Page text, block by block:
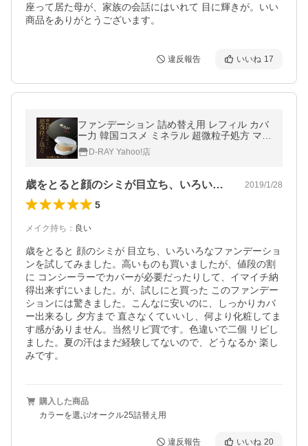
座って居た母が、家族の会話にはいれて 目に輝きが。いい
商品をありがとうございます。
違反報告 いいね 17
ファンデーション 詰め替え用 レフィル カバ
ー力 韓国コスメ ミネラル 超微粒子処方 マッ
ト ナチュラル パウダー 40代 50代 60代
D-RAY Yahoo!店
歳をとると顔のシミが目立ち、いろいろな… 2019/1/28
5
メイク持ち ： 良い
歳をとると 顔のシミが 目立ち、いろいろなファンデーショ
ンを試してみました。高いものも買いましたが、値段の割
に コンシーラーでカバーが必要だったりして、イマイチ納
得出来ずにいました。が、試しにと買った このファンデー
ションには驚きました。こんなに安いのに、しっかりカバ
ー出来るし 夕方まで 直さなくていいし、何より化粧してま
す感がありません。当然リピ買です。色違いで二個 リピし
ました。夏の汗はまだ経験してないので、どうなるか 楽し
みです。
購入した商品
カラーを選ぶ/オークル25詰替え用
違反報告 いいね 20